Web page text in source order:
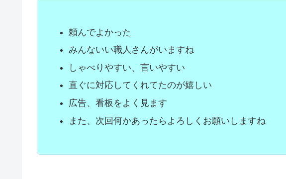
頼んでよかった
みんないい職人さんがいますね
しゃべりやすい、言いやすい
直ぐに対応してくれてたのが嬉しい
広告、看板をよく見ます
また、次回何かあったらよろしくお願いしますね